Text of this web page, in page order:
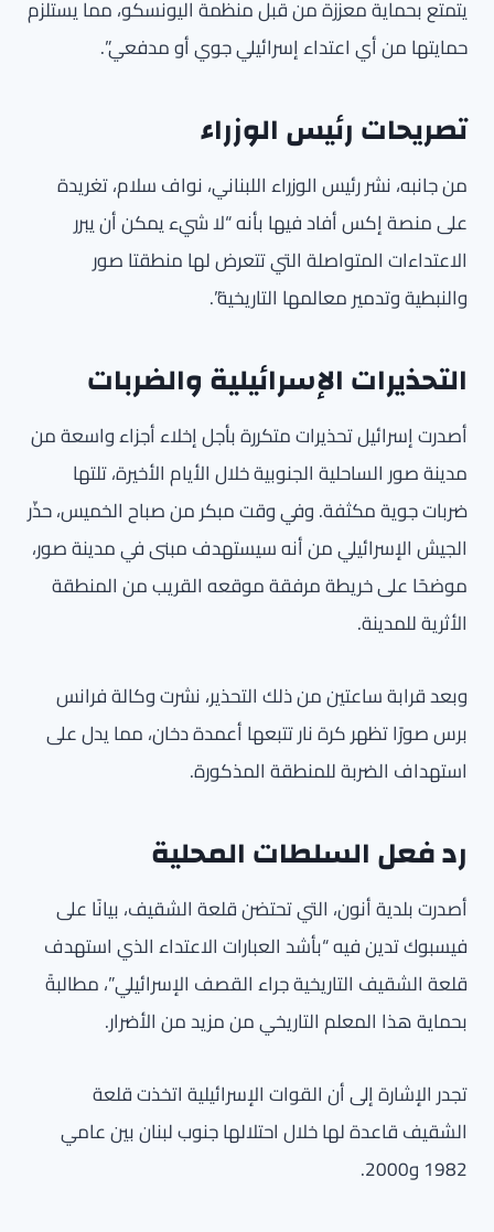
يتمتع بحماية معززة من قبل منظمة اليونسكو، مما يستلزم
حمايتها من أي اعتداء إسرائيلي جوي أو مدفعي”.
تصريحات رئيس الوزراء
من جانبه، نشر رئيس الوزراء اللبناني، نواف سلام، تغريدة
على منصة إكس أفاد فيها بأنه “لا شيء يمكن أن يبرر
الاعتداءات المتواصلة التي تتعرض لها منطقتا صور
والنبطية وتدمير معالمها التاريخية”.
التحذيرات الإسرائيلية والضربات
أصدرت إسرائيل تحذيرات متكررة بأجل إخلاء أجزاء واسعة من
مدينة صور الساحلية الجنوبية خلال الأيام الأخيرة، تلتها
ضربات جوية مكثفة. وفي وقت مبكر من صباح الخميس، حذّر
الجيش الإسرائيلي من أنه سيستهدف مبنى في مدينة صور،
موضحًا على خريطة مرفقة موقعه القريب من المنطقة
الأثرية للمدينة.
وبعد قرابة ساعتين من ذلك التحذير، نشرت وكالة فرانس
برس صورًا تظهر كرة نار تتبعها أعمدة دخان، مما يدل على
استهداف الضربة للمنطقة المذكورة.
رد فعل السلطات المحلية
أصدرت بلدية أنون، التي تحتضن قلعة الشقيف، بيانًا على
فيسبوك تدين فيه “بأشد العبارات الاعتداء الذي استهدف
قلعة الشقيف التاريخية جراء القصف الإسرائيلي”، مطالبةً
بحماية هذا المعلم التاريخي من مزيد من الأضرار.
تجدر الإشارة إلى أن القوات الإسرائيلية اتخذت قلعة
الشقيف قاعدة لها خلال احتلالها جنوب لبنان بين عامي
1982 و2000.